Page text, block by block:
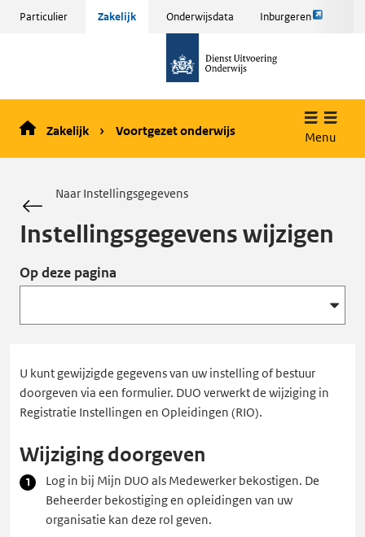
Sla
naar
inhoud
Particulier Zakelijk Onderwijsdata Inburgeren
Link
pagina
de
Zakelijk Voortgezet onderwijs Menu
Naar Instellingsgegevens
Instellingsgegevens wijzigen
Op deze pagina
U kunt gewijzigde gegevens van uw instelling of bestuur
doorgeven via een formulier. DUO verwerkt de wijziging in
Registratie Instellingen en Opleidingen (RIO).
Wijziging doorgeven
Log in bij Mijn DUO als Medewerker bekostigen. De
Beheerder bekostiging en opleidingen van uw
organisatie kan deze rol geven.